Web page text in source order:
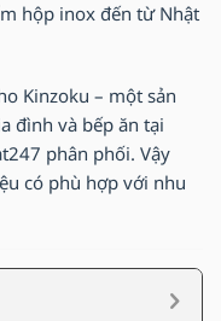
hộp inox đến từ Nhật
Kinzoku – một sản
đình và bếp ăn tại
phân phối. Vậy
có phù hợp với nhu